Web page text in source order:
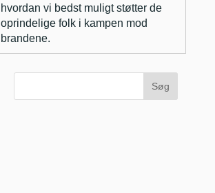
hvordan vi bedst muligt støtter de
oprindelige folk i kampen mod
brandene.